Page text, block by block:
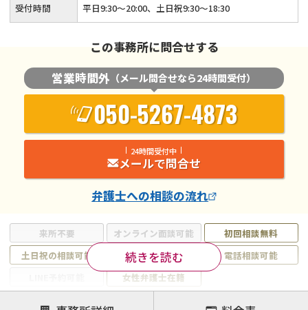
来所不要 オンライン面談可能
初回相談無料
土日祝の相談可能
19時以降電話可能
電話相談可能
女性弁護士在籍
注力案件
続きを読む
受付時間 平日9:30～20:00、土日祝9:30～18:30
この事務所に問合せする
営業時間外 （メール問合せなら24時間受付）
050-5267-4873
24時間受付中
メールで問合せ
弁護士への相談の流れ